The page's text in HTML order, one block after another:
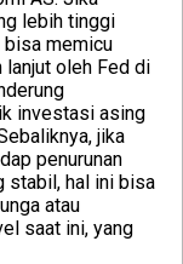
lebih tinggi
memicu
oleh Fed di
investasi asing
jika
penurunan
stabil, hal ini bisa
atau
saat ini, yang